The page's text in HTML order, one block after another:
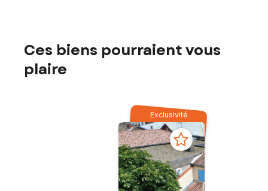
Ces biens pourraient vous
plaire
Exclusivité